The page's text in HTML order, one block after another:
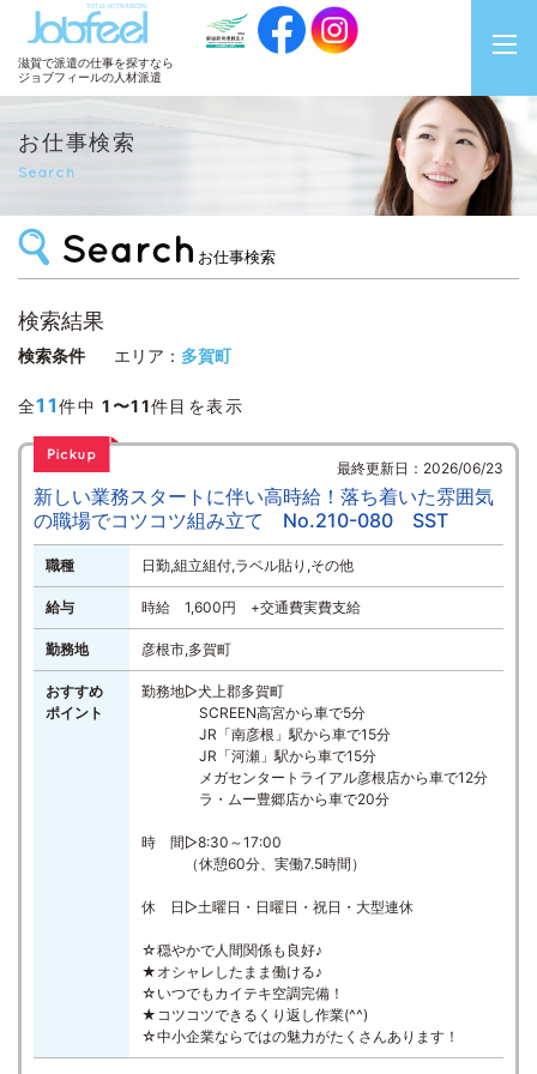
JobFeel
滋賀で派遣の仕事を探すなら
ジョブフィールの人材派遣
お仕事検索
Search
お仕事検索
検索結果
検索条件 エリア： 多賀町
全11件中1〜11件目を表示
最終更新日：2026/06/23
新しい業務スタートに伴い高時給！落ち着いた雰囲気
の職場でコツコツ組み立て No.210-080 SST
職種 日勤,組立組付,ラベル貼り,その他
給与 時給 1,600円 +交通費実費支給
勤務地 彦根市,多賀町
おすすめ
ポイント
勤務地▷犬上郡多賀町
SCREEN高宮から車で5分
JR「南彦根」駅から車で15分
JR「河瀬」駅から車で15分
メガセンタートライアル彦根店から車で12分
ラ・ムー豊郷店から車で20分
時 間▷8:30～17:00
（休憩60分、実働7.5時間）
休 日▷土曜日・日曜日・祝日・大型連休
☆穏やかで人間関係も良好♪
★オシャレしたまま働ける♪
☆いつでもカイテキ空調完備！
★コツコツできるくり返し作業(^^)
☆中小企業ならではの魅力がたくさんあります！